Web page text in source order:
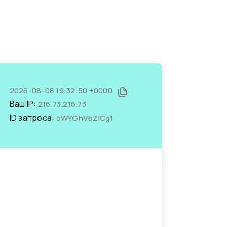
2026-08-08 19:32:50 +0000
Ваш IP: 216.73.216.73
ID запроса: oWYGhVbZlCg1